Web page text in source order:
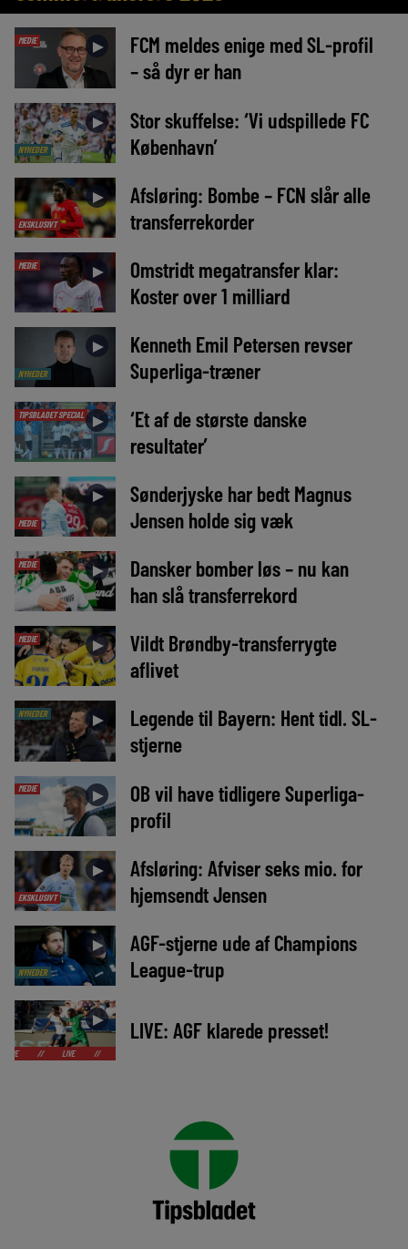
MEDIE ►
FCM meldes enige med SL-profil
– så dyr er han
NYHEDER
►
Stor skuffelse: ‘Vi udspillede FC
København’
EKSKLUSIVT
►
Afsløring: Bombe – FCN slår alle
transferrekorder
MEDIE ►
Omstridt megatransfer klar:
Koster over 1 milliard
NYHEDER
►
Kenneth Emil Petersen revser
Superliga-træner
TIPSBLADET SPECIAL ►
‘Et af de største danske
resultater’
MEDIE
►
Sønderjyske har bedt Magnus
Jensen holde sig væk
MEDIE ►
Dansker bomber løs – nu kan
han slå transferrekord
MEDIE ►
Vildt Brøndby-transferrygte
aflivet
NYHEDER ►
Legende til Bayern: Hent tidl. SL-
stjerne
MEDIE ►
OB vil have tidligere Superliga-
profil
EKSKLUSIVT
►
Afsløring: Afviser seks mio. for
hjemsendt Jensen
NYHEDER
►
AGF-stjerne ude af Champions
League-trup
►
LIVE // LIVE //
LIVE: AGF klarede presset!